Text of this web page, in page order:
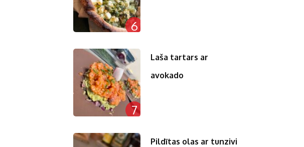
6
7
Laša tartars ar
avokado
Pildītas olas ar tunzivi